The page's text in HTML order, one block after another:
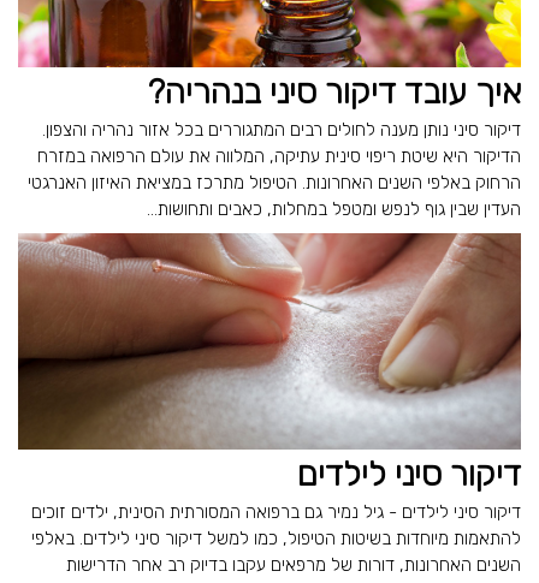
איך עובד דיקור סיני בנהריה?
דיקור סיני נותן מענה לחולים רבים המתגוררים בכל אזור נהריה והצפון.
הדיקור היא שיטת ריפוי סינית עתיקה, המלווה את עולם הרפואה במזרח
הרחוק באלפי השנים האחרונות. הטיפול מתרכז במציאת האיזון האנרגטי
העדין שבין גוף לנפש ומטפל במחלות, כאבים ותחושות...
דיקור סיני לילדים
דיקור סיני לילדים - גיל נמיר גם ברפואה המסורתית הסינית, ילדים זוכים
להתאמות מיוחדות בשיטות הטיפול, כמו למשל דיקור סיני לילדים. באלפי
השנים האחרונות, דורות של מרפאים עקבו בדיוק רב אחר הדרישות